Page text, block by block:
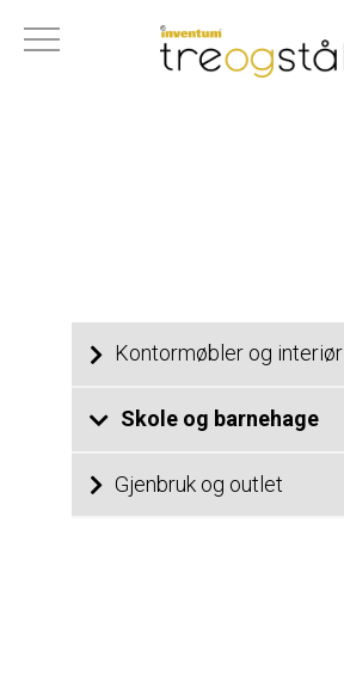
Kontormøbler og interiør
Skole og barnehage
Gjenbruk og outlet